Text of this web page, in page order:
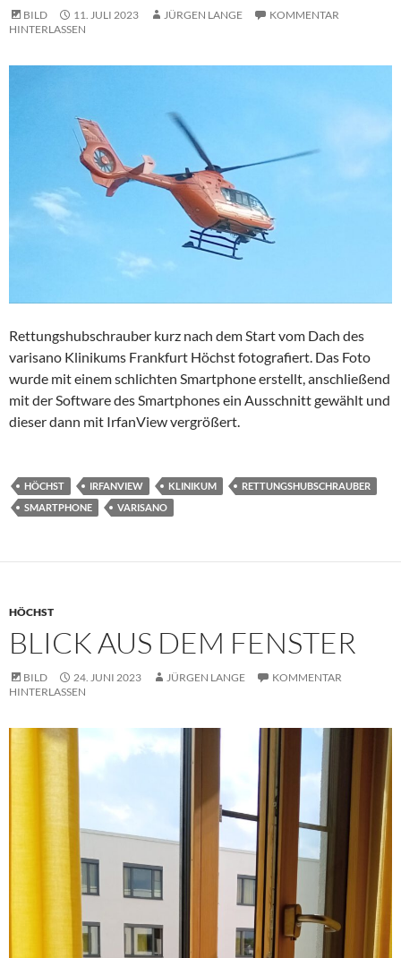
BILD 11. JULI 2023 JÜRGEN LANGE
KOMMENTAR
HINTERLASSEN
Rettungshubschrauber kurz nach dem Start vom Dach des
varisano Klinikums Frankfurt Höchst fotografiert. Das Foto
wurde mit einem schlichten Smartphone erstellt, anschließend
mit der Software des Smartphones ein Ausschnitt gewählt und
dieser dann mit IrfanView vergrößert.
HÖCHST IRFANVIEW KLINIKUM
RETTUNGSHUBSCHRAUBER
SMARTPHONE
VARISANO
HÖCHST
BLICK AUS DEM FENSTER
BILD 24. JUNI 2023 JÜRGEN LANGE
KOMMENTAR
HINTERLASSEN